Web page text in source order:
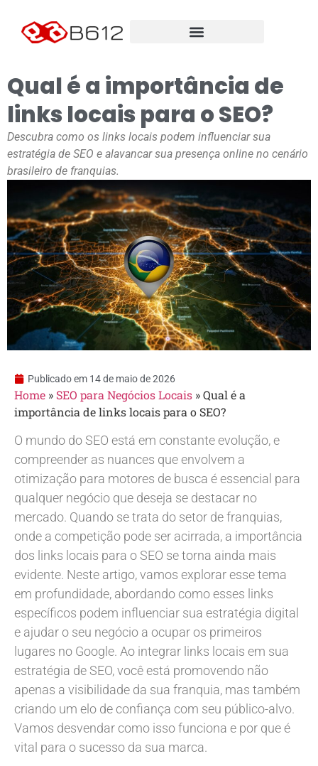
Qual é a importância de
links locais para o SEO?
Descubra como os links locais podem influenciar sua
estratégia de SEO e alavancar sua presença online no cenário
brasileiro de franquias.
Publicado em 14 de maio de 2026
Home » SEO para Negócios Locais »Qual é a
importância de links locais para o SEO?
O mundo do SEO está em constante evolução, e
compreender as nuances que envolvem a
otimização para motores de busca é essencial para
qualquer negócio que deseja se destacar no
mercado. Quando se trata do setor de franquias,
onde a competição pode ser acirrada, a importância
dos links locais para o SEO se torna ainda mais
evidente. Neste artigo, vamos explorar esse tema
em profundidade, abordando como esses links
específicos podem influenciar sua estratégia digital
e ajudar o seu negócio a ocupar os primeiros
lugares no Google. Ao integrar links locais em sua
estratégia de SEO, você está promovendo não
apenas a visibilidade da sua franquia, mas também
criando um elo de confiança com seu público-alvo.
Vamos desvendar como isso funciona e por que é
vital para o sucesso da sua marca.